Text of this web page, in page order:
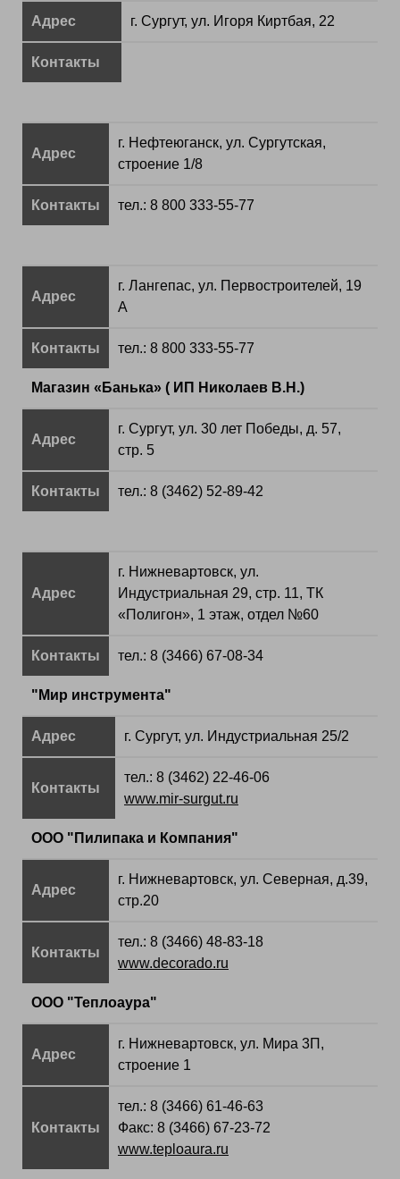
Адрес г. Сургут, ул. Игоря Киртбая, 22
Контакты
Адрес
г. Нефтеюганск, ул. Сургутская,
строение 1/8
Контакты тел.: 8 800 333-55-77
Адрес
г. Лангепас, ул. Первостроителей, 19
А
Контакты тел.: 8 800 333-55-77
Магазин «Банька» ( ИП Николаев В.Н.)
Адрес
г. Сургут, ул. 30 лет Победы, д. 57,
стр. 5
Контакты тел.: 8 (3462) 52-89-42
Адрес
г. Нижневартовск, ул.
Индустриальная 29, стр. 11, ТК
«Полигон», 1 этаж, отдел №60
Контакты тел.: 8 (3466) 67-08-34
"Мир инструмента"
Адрес г. Сургут, ул. Индустриальная 25/2
Контакты
тел.: 8 (3462) 22-46-06
www.mir-surgut.ru
ООО "Пилипака и Компания"
Адрес
г. Нижневартовск, ул. Северная, д.39,
стр.20
Контакты
тел.: 8 (3466) 48-83-18
www.decorado.ru
ООО "Теплоаура"
Адрес
г. Нижневартовск, ул. Мира 3П,
строение 1
Контакты
тел.: 8 (3466) 61-46-63
Факс: 8 (3466) 67-23-72
www.teploaura.ru